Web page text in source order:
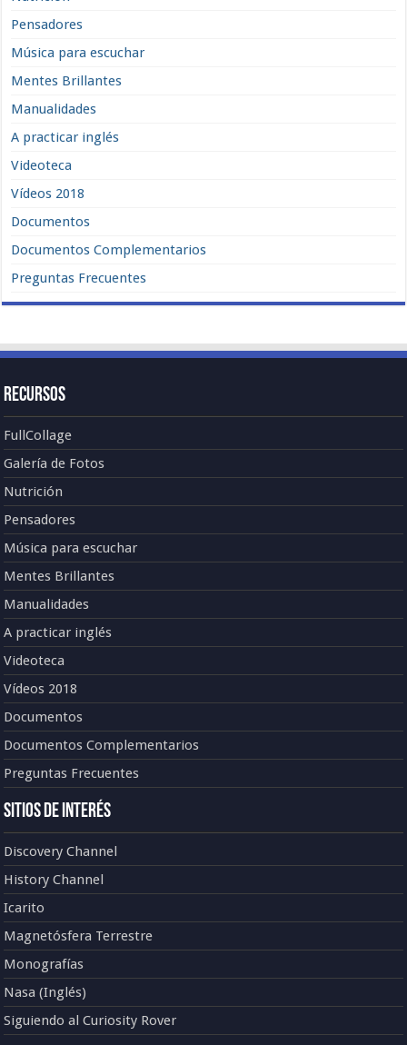
Pensadores
Música para escuchar
Mentes Brillantes
Manualidades
A practicar inglés
Videoteca
Vídeos 2018
Documentos
Documentos Complementarios
Preguntas Frecuentes
Recursos
FullCollage
Galería de Fotos
Nutrición
Pensadores
Música para escuchar
Mentes Brillantes
Manualidades
A practicar inglés
Videoteca
Vídeos 2018
Documentos
Documentos Complementarios
Preguntas Frecuentes
Sitios de Interés
Discovery Channel
History Channel
Icarito
Magnetósfera Terrestre
Monografías
Nasa (Inglés)
Siguiendo al Curiosity Rover